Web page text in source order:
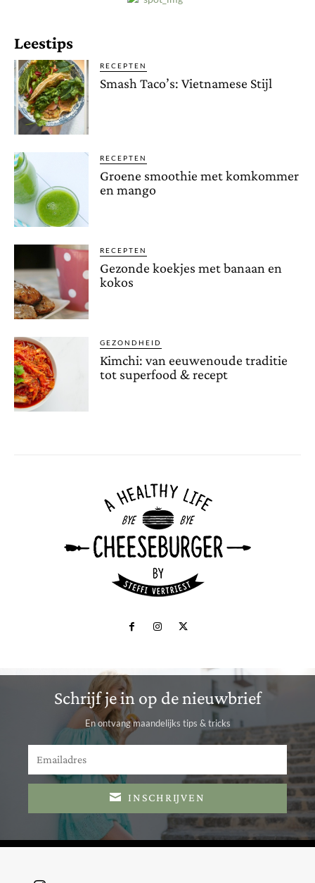
Leestips
RECEPTEN
Smash Taco’s: Vietnamese Stijl
RECEPTEN
Groene smoothie met komkommer
en mango
RECEPTEN
Gezonde koekjes met banaan en
kokos
GEZONDHEID
Kimchi: van eeuwenoude traditie
tot superfood & recept
Schrijf je in op de nieuwbrief
En ontvang maandelijks tips & tricks
INSCHRIJVEN